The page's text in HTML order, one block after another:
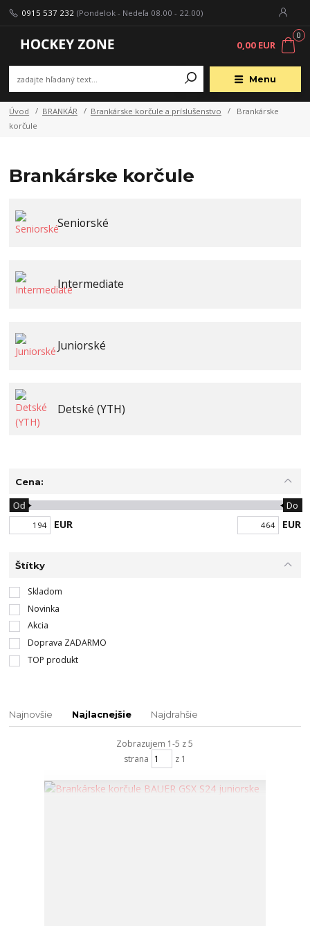
Menu
0915 537 232 (Pondelok - Nedeľa 08.00 - 22.00)
0
0,00 EUR
Úvod BRANKÁR Brankárske korčule a príslušenstvo
Brankárske
korčule
Brankárske korčule
Seniorské
Intermediate
Juniorské
Detské (YTH)
Cena:
EUR
Od Do
EUR
Štítky
Skladom
Novinka
Akcia
Doprava ZADARMO
TOP produkt
Najnovšie Najlacnejšie Najdrahšie
Zobrazujem 1-5 z 5
strana
z 1